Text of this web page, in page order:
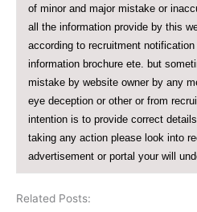
of minor and major mistake or
all the information provide by this
according to recruitment
information brochure ete. but
mistake by website owner by any
eye deception or other or from
intention is to provide correct
taking any action please look into
advertisement or portal your will
Related Posts: